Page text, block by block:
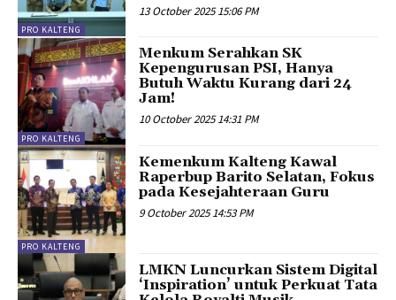
PRO KALTENG
13 October 2025 15:06 PM
PRO KALTENG
Menkum Serahkan SK
Kepengurusan PSI, Hanya
Butuh Waktu Kurang dari 24
Jam!
10 October 2025 14:31 PM
PRO KALTENG
Kemenkum Kalteng Kawal
Raperbup Barito Selatan, Fokus
pada Kesejahteraan Guru
9 October 2025 14:53 PM
LMKN Luncurkan Sistem Digital
‘Inspiration’ untuk Perkuat Tata